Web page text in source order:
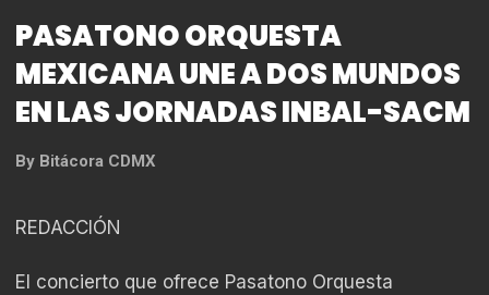
PASATONO ORQUESTA
MEXICANA UNE A DOS MUNDOS
EN LAS JORNADAS INBAL-SACM
By Bitácora CDMX
REDACCIÓN
El concierto que ofrece Pasatono Orquesta